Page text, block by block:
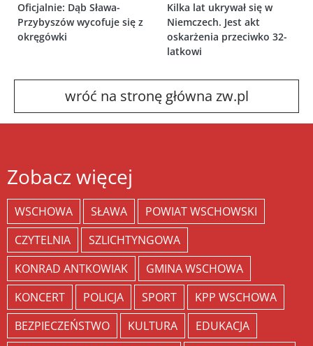
Oficjalnie: Dąb Sława-
Przybyszów wycofuje się z
okręgówki
Kilka lat ukrywał się w
Niemczech. Jest akt
oskarżenia przeciwko 32-
latkowi
wróć na stronę główna zw.pl
Zobacz więcej
WSCHOWA SŁAWA
POWIAT WSCHOWSKI
CZYTELNIA
SZLICHTYNGOWA
KONRAD ANTKOWIAK
GMINA WSCHOWA
KONCERT
POLICJA SPORT
KPP WSCHOWA
BEZPIECZEŃSTWO
KULTURA
EDUKACJA